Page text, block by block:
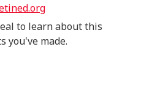
to learn about this
you've made.